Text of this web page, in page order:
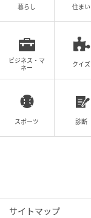
暮らし 住まい
ビジネス・マ
ネー
クイズ
スポーツ 診断
サイトマップ